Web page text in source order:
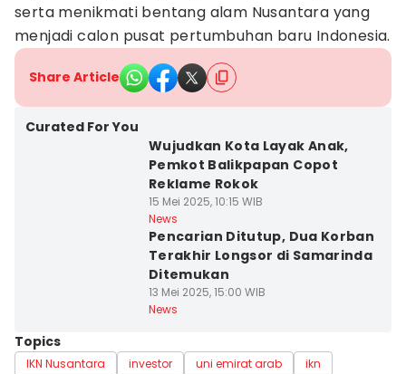
serta menikmati bentang alam Nusantara yang
menjadi calon pusat pertumbuhan baru Indonesia.
Share Article
Curated For You
Wujudkan Kota Layak Anak,
Pemkot Balikpapan Copot
Reklame Rokok
15 Mei 2025, 10:15 WIB
News
Pencarian Ditutup, Dua Korban
Terakhir Longsor di Samarinda
Ditemukan
13 Mei 2025, 15:00 WIB
News
Topics
IKN Nusantara investor uni emirat arab ikn